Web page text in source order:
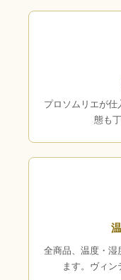
プロソムリエが仕
態も
全商品、温度・湿
ます。ヴィン